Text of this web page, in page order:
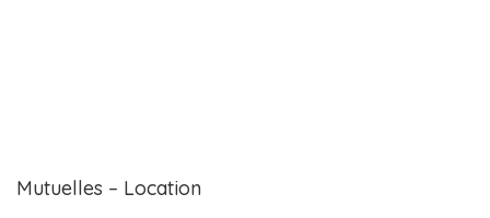
Mutuelles – Location